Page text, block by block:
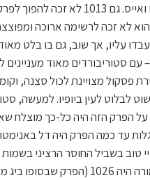
המשותף של יאמאטו ואייס. גם 1013 לא
לא זכה לרשימה ארוכה
עליו, אך שוב, גם בו בלט
עם סטוריבורדים מאוד מעניינים
פסקול מצויינת לכול סצנה,
לבלוט לעין ביופיו. למעשה,
הפרק הזה היה כל-כך מוצלח
עד כמה הפרק היה דל
טוב בשביל החוסר הרציני בשמות
הפרק הבא של נקאמורה היה 1026 (הפרק